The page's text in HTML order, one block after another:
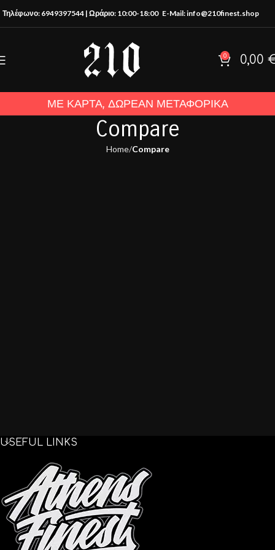
Τηλέφωνο: 6949397544 | Ωράριο: 10:00-18:00 E-Mail: info@210finest.shop
0 0,00
ΜΕ ΚΑΡΤΑ, ΔΩΡΕΑΝ ΜΕΤΑΦΟΡΙΚΑ
Compare
Home Compare
USEFUL LINKS